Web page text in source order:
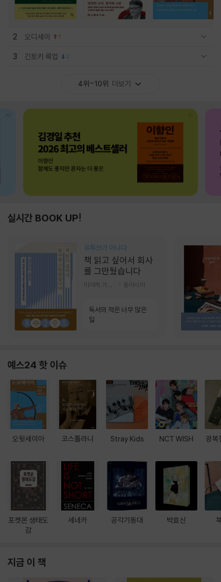
2 오디세이 1
3 긴토키 룩업 2
4위~10위 더보기
실시간 BOOK UP!
유튜브가 아니다
책 읽고 싶어서 회사
를 그만뒀습니다
동아시아
독서의 적은 너무 많은
일
예스24 핫 이슈
오뒷세이아
포켓몬 생태도
감
코스톨라니
세네카
Stray Kids
공각기동대
NCT WISH
박효신
광복
지금 이 책